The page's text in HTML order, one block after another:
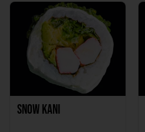
Snow Kani